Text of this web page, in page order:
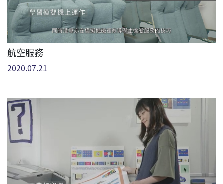
航空服務
2020.07.21